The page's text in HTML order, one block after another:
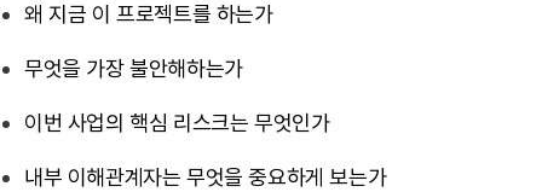
왜 지금 이 프로젝트를 하는가
무엇을 가장 불안해하는가
이번 사업의 핵심 리스크는 무엇인가
내부 이해관계자는 무엇을 중요하게 보는가